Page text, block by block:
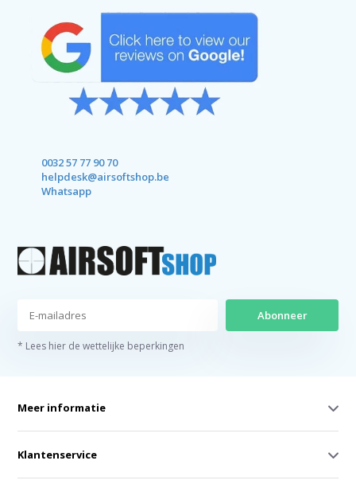
0032 57 77 90 70
helpdesk@airsoftshop.be
Whatsapp
Abonneer
* Lees hier de wettelijke beperkingen
Meer informatie
Klantenservice